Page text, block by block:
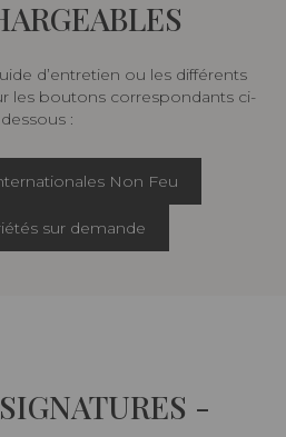
d’entretien ou les différents
les boutons correspondants ci-
dessous :
Non Feu
sur demande
-